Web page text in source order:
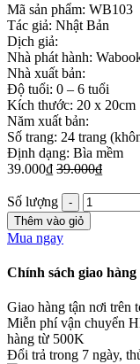
Mã sản phẩm: WB103
Tác giả: Nhật Bản
Dịch giả:
Nhà phát hành:
Nhà xuất bản:
Độ tuổi: 0 – 6 tuổi
Kích thước: 20 x 20cm
Năm xuất bản:
Số trang: 24 trang
Định dạng: Bìa mềm
39.000₫ 39.000₫
Số lượng
Thêm vào giỏ
Mua ngay
Chính sách giao hàng
Giao hàng tận nơi trên
Miễn phí vận chuyển
hàng từ 500K
Đổi trả trong 7 ngày,